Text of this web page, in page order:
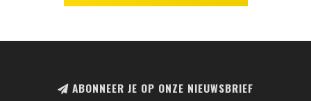
ABONNEER JE OP ONZE NIEUWSBRIEF